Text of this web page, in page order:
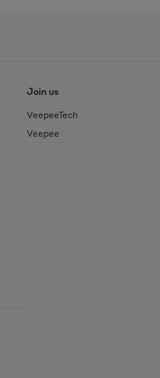
Join us
VeepeeTech
Veepee